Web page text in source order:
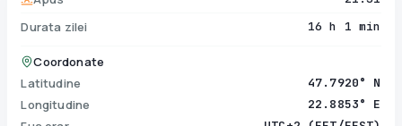
Durata zilei 16 h 1 min
Coordonate
Latitudine
47.7920° N
Longitudine 22.8853° E